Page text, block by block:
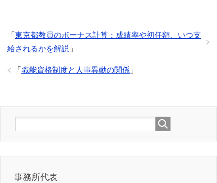
「 東京都教員のボーナス計算：成績率や初任額、いつ支
給されるかを解説 」
「 職能資格制度と人事異動の関係 」
事務所代表